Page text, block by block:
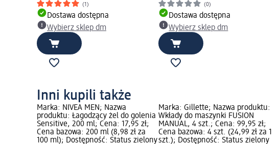
(1)
Dostawa dostępna
Wybierz sklep dm
(0)
Dostawa dostępna
Wybierz sklep dm
Inni kupili także
Marka: NIVEA MEN; Nazwa
produktu: Łagodzący żel do golenia
Sensitive, 200 ml; Cena: 17,95 zł;
Cena bazowa: 200 ml (8,98 zł za
100 ml); Dostępność: Status zielony
Marka: Gillette; Nazwa produktu:
Wkłady do maszynki FUSION
MANUAL, 4 szt.; Cena: 99,95 zł;
Cena bazowa: 4 szt. (24,99 zł za 1
szt.); Dostępność: Status zielony